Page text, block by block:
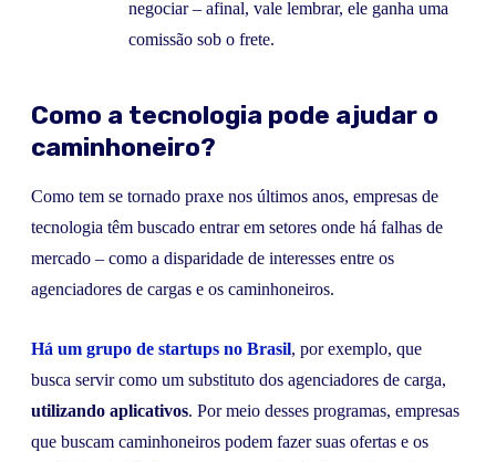
negociar – afinal, vale lembrar, ele ganha uma
comissão sob o frete.
Como a tecnologia pode ajudar o
caminhoneiro?
Como tem se tornado praxe nos últimos anos, empresas de
tecnologia têm buscado entrar em setores onde há falhas de
mercado – como a disparidade de interesses entre os
agenciadores de cargas e os caminhoneiros.
Há um grupo de startups no Brasil, por exemplo, que
busca servir como um substituto dos agenciadores de carga,
utilizando aplicativos. Por meio desses programas, empresas
que buscam caminhoneiros podem fazer suas ofertas e os